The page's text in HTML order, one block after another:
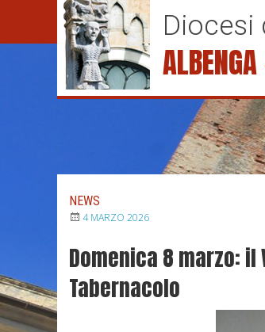
i
Diocesi
NEWS
4 MARZO 2026
Domenica 8 marzo:
Tabernacolo